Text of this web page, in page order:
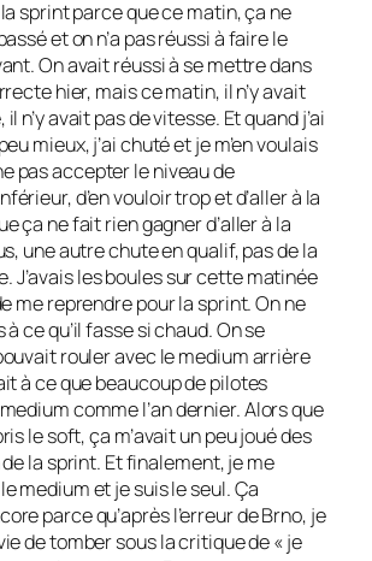
sprint parce que ce matin, ça ne
et on n’a pas réussi à faire le
On avait réussi à se mettre dans
hier, mais ce matin, il n’y avait
n’y avait pas de vitesse. Et quand j’ai
mieux, j’ai chuté et je m’en voulais
pas accepter le niveau de
d’en vouloir trop et d’aller à la
ça ne fait rien gagner d’aller à la
une autre chute en qualif, pas de la
J’avais les boules sur cette matinée
me reprendre pour la sprint. On ne
à ce qu’il fasse si chaud. On se
rouler avec le medium arrière
à ce que beaucoup de pilotes
comme l’an dernier. Alors que
le soft, ça m’avait un peu joué des
la sprint. Et finalement, je me
medium et je suis le seul. Ça
parce qu’après l’erreur de Brno, je
de tomber sous la critique de « je